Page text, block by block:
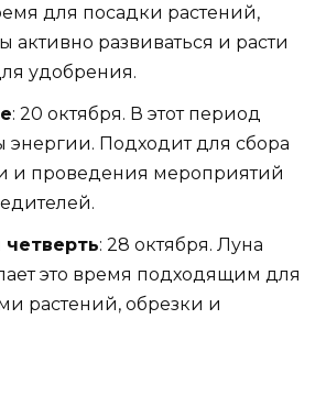
для посадки растений,
активно развиваться и расти
удобрения.
: 20 октября. В этот период
энергии. Подходит для сбора
и проведения мероприятий
: 28 октября. Луна
это время подходящим для
растений, обрезки и